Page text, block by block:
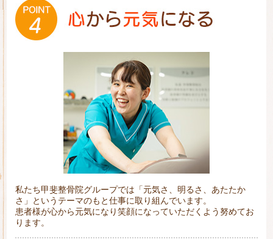
私たち甲斐整骨院グループでは「元気さ、明るさ、あたたか
さ」というテーマのもと仕事に取り組んでいます。
患者様が心から元気になり笑顔になっていただくよう努めてお
ります。